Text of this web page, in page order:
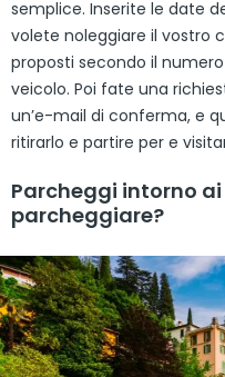
semplice. Inserite le date
volete noleggiare il vostro
proposti secondo il
veicolo. Poi fate una
un’e-mail di conferma, e
ritirarlo e partire per e
Parcheggi intorno
parcheggiare?